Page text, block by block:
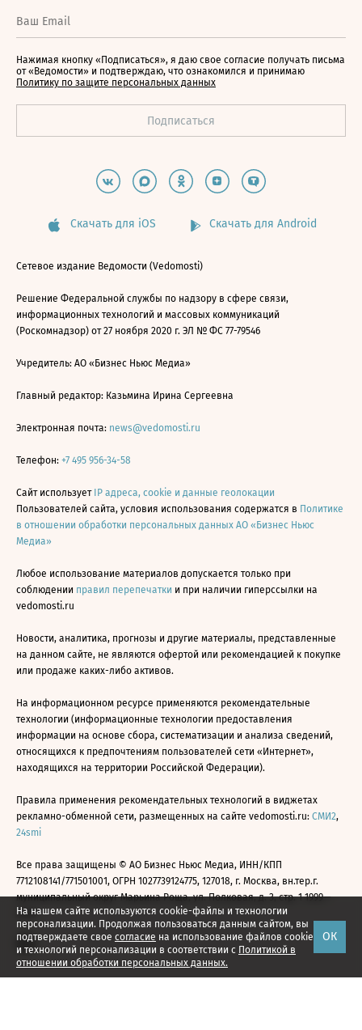
На нашем сайте используются cookie-файлы и технологии
персонализации. Продолжая пользоваться данным сайтом, вы
подтверждаете свое согласие на использование файлов cookie
и технологий персонализации в соответствии с Политикой в
отношении обработки персональных данных.
ОК
Нажимая кнопку «Подписаться», я даю свое согласие получать письма
от «Ведомости» и подтверждаю, что ознакомился и принимаю
Политику по защите персональных данных
Скачать для iOS Скачать для Android
Сетевое издание Ведомости (Vedomosti)
Решение Федеральной службы по надзору в сфере связи,
информационных технологий и массовых коммуникаций
(Роскомнадзор) от 27 ноября 2020 г. ЭЛ № ФС 77-79546
Учредитель: АО «Бизнес Ньюс Медиа»
Главный редактор: Казьмина Ирина Сергеевна
Электронная почта: news@vedomosti.ru
Телефон: +7 495 956-34-58
Сайт использует IP адреса, cookie и данные геолокации
Пользователей сайта, условия использования содержатся в Политике
в отношении обработки персональных данных АО «Бизнес Ньюс
Медиа»
Любое использование материалов допускается только при
соблюдении правил перепечатки и при наличии гиперссылки на
vedomosti.ru
Новости, аналитика, прогнозы и другие материалы, представленные
на данном сайте, не являются офертой или рекомендацией к покупке
или продаже каких-либо активов.
На информационном ресурсе применяются рекомендательные
технологии (информационные технологии предоставления
информации на основе сбора, систематизации и анализа сведений,
относящихся к предпочтениям пользователей сети «Интернет»,
находящихся на территории Российской Федерации).
Правила применения рекомендательных технологий в виджетах
рекламно-обменной сети, размещенных на сайте vedomosti.ru: СМИ2,
24smi
Все права защищены © АО Бизнес Ньюс Медиа, ИНН/КПП
7712108141/771501001, ОГРН 1027739124775, 127018, г. Москва, вн.тер.г.
муниципальный округ Марьина Роща, ул. Полковая, д. 3, стр. 1 1999—
2026